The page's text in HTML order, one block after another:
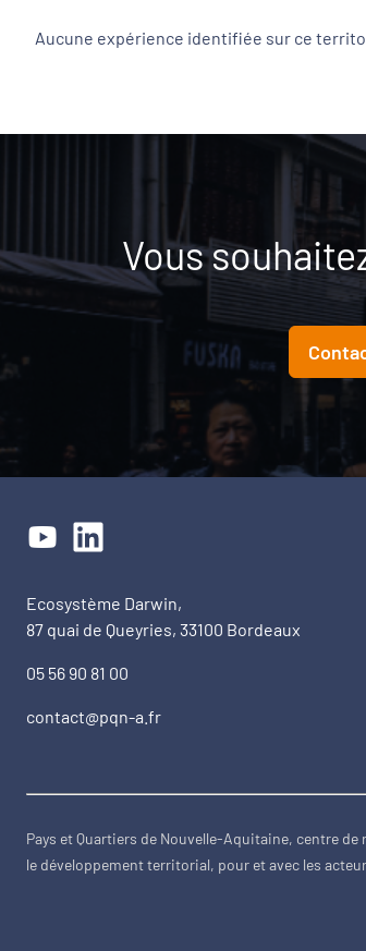
Aucune expérience identifiée sur ce
Vous
Ecosystème Darwin,
87 quai de Queyries, 33100 Bordeaux
05 56 90 81 00
contact@pqn-a.fr
Pays et Quartiers de Nouvelle-Aquitaine, centre de
le développement territorial, pour et avec les